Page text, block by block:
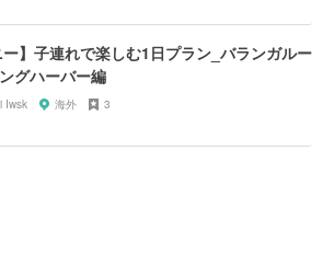
ー】子連れで楽しむ1日プラン_バランガルー
グハーバー編
Iwsk 海外 3